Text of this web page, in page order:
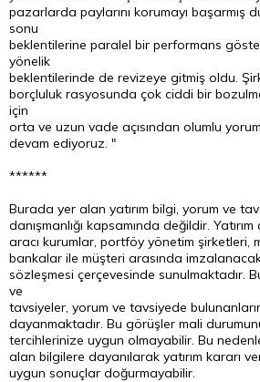
pazarlarda paylarını korumayı başarmış
sonu
beklentilerine paralel bir performans
yönelik
beklentilerinde de revizeye gitmiş oldu.
borçluluk rasyosunda çok ciddi bir
için
orta ve uzun vade açısından olumlu
devam ediyoruz. "
******
Burada yer alan yatırım bilgi, yorum ve
danışmanlığı kapsamında değildir. Yatırım
aracı kurumlar, portföy yönetim şirketleri,
bankalar ile müşteri arasında imzalanacak
sözleşmesi çerçevesinde sunulmaktadır.
ve
tavsiyeler, yorum ve tavsiyede
dayanmaktadır. Bu görüşler mali
tercihlerinize uygun olmayabilir. Bu
alan bilgilere dayanılarak yatırım kararı
uygun sonuçlar doğurmayabilir.